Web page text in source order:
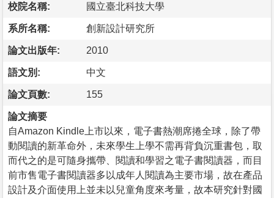
校院名稱: 國立臺北科技大學
系所名稱: 創新設計研究所
論文出版年: 2010
語文別: 中文
論文頁數: 155
論文摘要
自Amazon Kindle上市以來，電子書熱潮席捲全球，除了帶
動閱讀的新革命外，未來學生上學不需再背負沉重書包，取
而代之的是可隨身攜帶、閱讀和學習之電子書閱讀器，而目
前市售電子書閱讀器多以成年人閱讀為主要市場，故在產品
設計及介面使用上並未以兒童角度來考量，故本研究針對國